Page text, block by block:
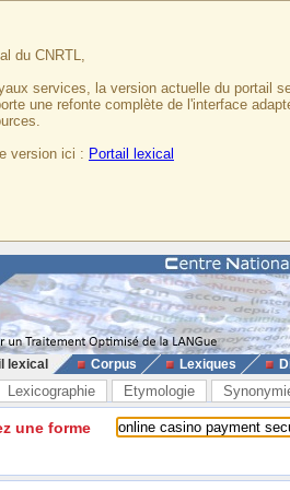
du CNRTL,
services, la version actuelle du portail
une refonte complète de l'interface
version ici : Portail lexical
lexical Corpus Lexiques
Lexicographie Etymologie
une forme